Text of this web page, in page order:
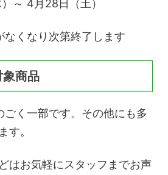
～ 4月28日（土）
なくなり次第終了します
象商品
ごく一部です。その他にも多
す。
はお気軽にスタッフまでお声